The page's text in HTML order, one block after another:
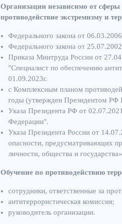
Организации независимо от
противодействие экстремизму и
Федерального закона от
Федерального закона от
Приказа Минтруда России от
"Специалист по обеспечению
01.09.2023г.
с Комплексным планом
годы (утвержден Президентом
Указа Президента РФ от
Федерации".
Указа Президента России от
опасности, предусматривающих
личности, общества и
Обучение по противодействию
сотрудники, ответственные за
антитеррористическая комиссия;
руководитель организации.